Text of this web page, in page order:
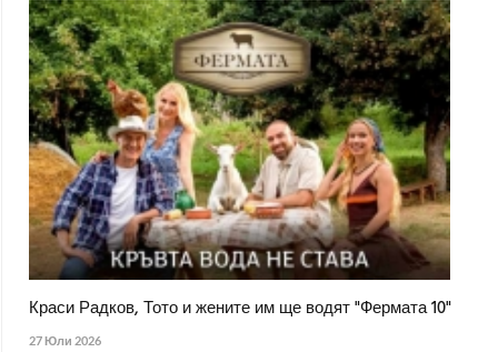
Краси Радков, Тото и жените им ще водят "Фермата 10"
27 Юли 2026